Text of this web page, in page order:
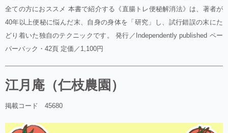
全ての方におススメ 本書で紹介する《直腸トレ便秘解消法》は、著者が
40年以上便秘に悩んだ末、自身の身体を「研究」し、試行錯誤の末にた
どり着いた独自のテクニックです。 発行／Independently published ペー
パーバック・42頁 定価／1,100円
江月庵（仁枝農園）
掲載コード 45680